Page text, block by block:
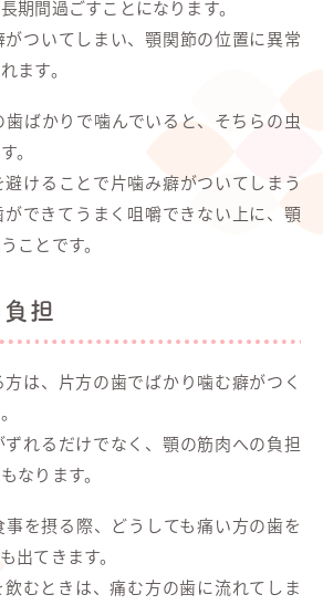
期間過ごすことになります。
ついてしまい、顎関節の位置に異常
ます。
ばかりで噛んでいると、そちらの虫
。
けることで片噛み癖がついてしまう
ができてうまく咀嚼できない上に、顎
ことです。
担
は、片方の歯でばかり噛む癖がつく
れるだけでなく、顎の筋肉への負担
なります。
を摂る際、どうしても痛い方の歯を
出てきます。
むときは、痛む方の歯に流れてしま